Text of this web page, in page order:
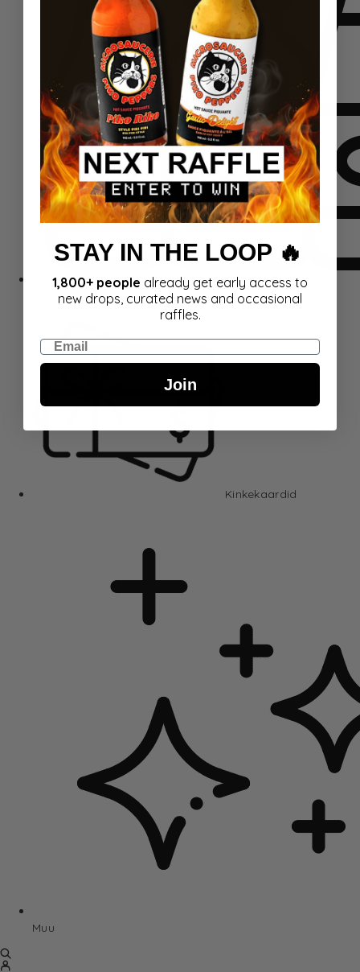
Komplektid
Kinkekaardid
Muu
STAY IN THE LOOP 🔥
1,800+ people already get early access to
new drops, curated news and occasional
raffles.
Email
Join